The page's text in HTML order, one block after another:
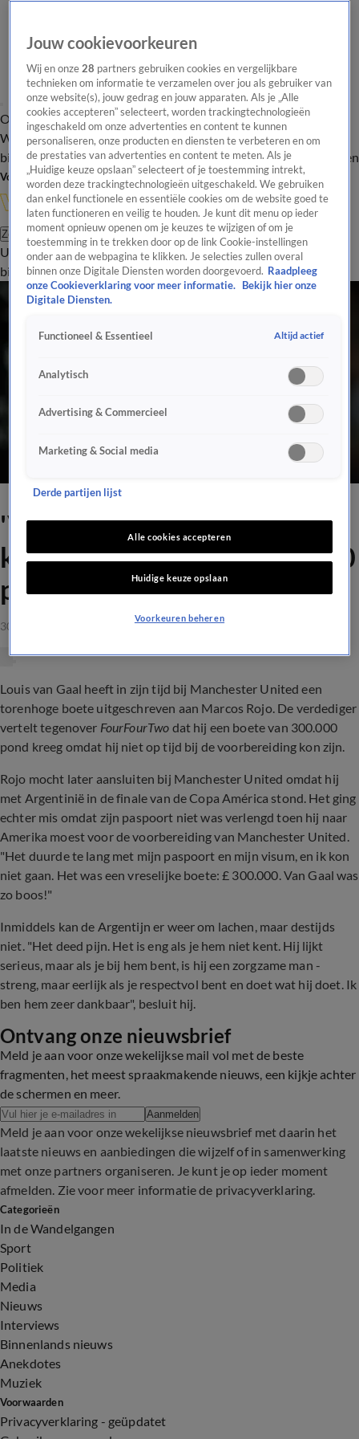
Overzicht Onze programma's Uitzendingen Onze gezichten
In de
WandelgangenInterviewsUitzending
bijwonenPodcastShopVeelgestelde vragenKijkersvraag insturen
Volg Vandaag Inside
Zoeken
UitzendingenVandaag InsideDe OranjezomerShopUitzending
bijwonen
'Van Gaal was zó boos, ik
kreeg een boete van 300.000
pond!'
30 mrt 2023, 17:17
Louis van Gaal heeft in zijn tijd bij Manchester United een
torenhoge boete uitgeschreven aan Marcos Rojo. De verdediger
vertelt tegenover FourFourTwo dat hij een boete van 300.000
pond kreeg omdat hij niet op tijd bij de voorbereiding kon zijn.
Rojo mocht later aansluiten bij Manchester United omdat hij
met Argentinië in de finale van de Copa América stond. Het ging
echter mis omdat zijn paspoort niet was verlengd toen hij naar
Amerika moest voor de voorbereiding van Manchester United.
"Het duurde te lang met mijn paspoort en mijn visum, en ik kon
niet gaan. Het was een vreselijke boete: £ 300.000. Van Gaal was
zo boos!"
Inmiddels kan de Argentijn er weer om lachen, maar destijds
niet. "Het deed pijn. Het is eng als je hem niet kent. Hij lijkt
serieus, maar als je bij hem bent, is hij een zorgzame man -
streng, maar eerlijk als je respectvol bent en doet wat hij doet. Ik
ben hem zeer dankbaar", besluit hij.
Ontvang onze nieuwsbrief
Meld je aan voor onze wekelijkse mail vol met de beste
fragmenten, het meest spraakmakende nieuws, een kijkje achter
de schermen en meer.
Aanmelden
Meld je aan voor onze wekelijkse nieuwsbrief met daarin het
laatste nieuws en aanbiedingen die wijzelf of in samenwerking
met onze partners organiseren. Je kunt je op ieder moment
afmelden. Zie voor meer informatie de privacyverklaring.
Categorieën
In de Wandelgangen
Sport
Politiek
Media
Nieuws
Interviews
Binnenlands nieuws
Anekdotes
Muziek
Voorwaarden
Privacyverklaring - geüpdatet
Jouw cookievoorkeuren
Wij en onze28 partners gebruiken cookies en vergelijkbare
technieken om informatie te verzamelen over jou als gebruiker van
onze website(s), jouw gedrag en jouw apparaten. Als je „Alle
cookies accepteren” selecteert, worden trackingtechnologieën
ingeschakeld om onze advertenties en content te kunnen
personaliseren, onze producten en diensten te verbeteren en om
de prestaties van advertenties en content te meten. Als je
„Huidige keuze opslaan” selecteert of je toestemming intrekt,
worden deze trackingtechnologieën uitgeschakeld. We gebruiken
dan enkel functionele en essentiële cookies om de website goed te
laten functioneren en veilig te houden. Je kunt dit menu op ieder
moment opnieuw openen om je keuzes te wijzigen of om je
toestemming in te trekken door op de link Cookie-instellingen
onder aan de webpagina te klikken. Je selecties zullen overal
binnen onze Digitale Diensten worden doorgevoerd. Raadpleeg
onze Cookieverklaring voor meer informatie.
Bekijk hier onze
Digitale Diensten.
Functioneel & Essentieel Altijd actief
Analytisch
Advertising & Commercieel
Marketing & Social media
Derde partijen lijst
Alle cookies accepteren
Huidige keuze opslaan
Voorkeuren beheren